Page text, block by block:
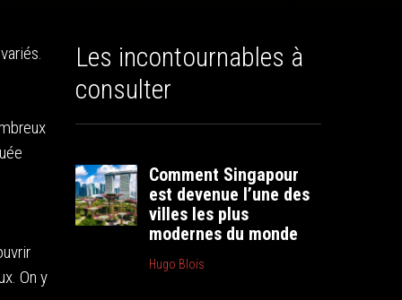
On y
Les incontournables à
consulter
Comment Singapour
est devenue l’une des
villes les plus
modernes du monde
Hugo Blois